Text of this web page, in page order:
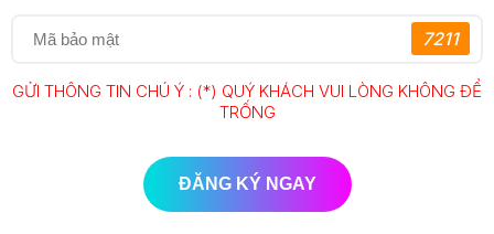
7211
GỬI THÔNG TIN CHÚ Ý : (*) QUÝ KHÁCH VUI LÒNG KHÔNG ĐỂ
TRỐNG
ĐĂNG KÝ NGAY